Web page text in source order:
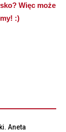
Więc może
:)
Aneta